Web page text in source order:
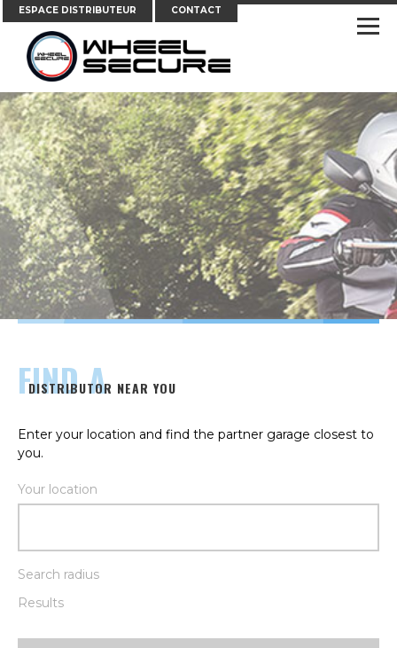
ESPACE DISTRIBUTEUR CONTACT
FIND A
DISTRIBUTOR NEAR YOU
Enter your location and find the partner garage closest to
you.
Your location
Search radius
Results